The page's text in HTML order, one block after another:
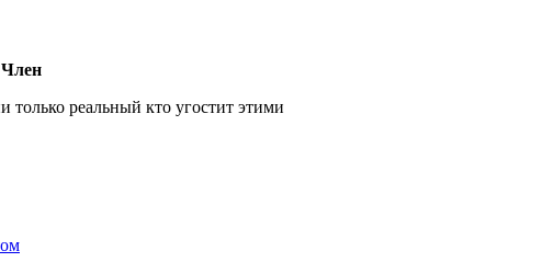
Член
только реальный кто угостит этими